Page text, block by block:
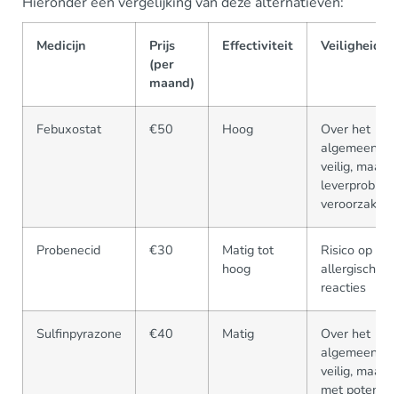
Medicijn
Prijs
(per
maand)
Effectiviteit Veiligheid
Febuxostat €50 Hoog
Over het
algemeen
veilig, maar
veroorzaken
Probenecid €30
Matig tot
hoog
Risico op
allergische
reacties
Sulfinpyrazone €40 Matig
Over het
algemeen
veilig, maar
met